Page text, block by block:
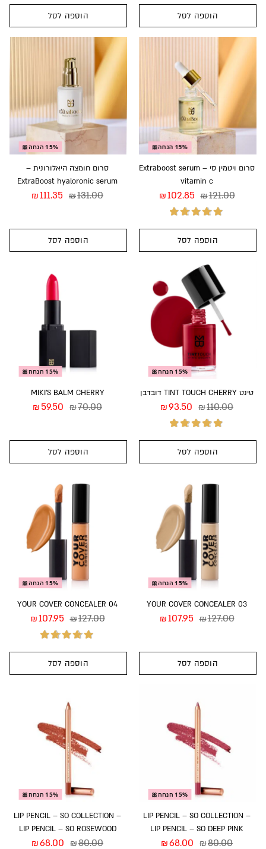
הוספה לסל הוספה לסל
15% הנחה🎀
סרום ויטמין סי – Extraboost serum
vitamin c
₪121.00
₪102.85
דורג5.00מתוך
5
הוספה לסל
15% הנחה🎀
סרום חומצה היאלורונית –
ExtraBoost hyaloronic serum
₪131.00
₪111.35
הוספה לסל
15% הנחה🎀
טינט TINT TOUCH CHERRY דובדבן
₪110.00
₪93.50
דורג5.00מתוך
הוספה לסל
15% הנחה🎀
MIKI’S BALM CHERRY
₪70.00
₪ 59.50
הוספה לסל
15% הנחה🎀
YOUR COVER CONCEALER 03
₪127.00
₪107.95
הוספה לסל
15% הנחה🎀
YOUR COVER CONCEALER 04
₪127.00
₪107.95
5
הוספה לסל
15% הנחה🎀
LIP PENCIL – SO COLLECTION –
LIP PENCIL – SO DEEP PINK
₪80.00
₪68.00
15% הנחה🎀
LIP PENCIL – SO COLLECTION –
LIP PENCIL – SO ROSEWOOD
₪80.00
₪68.00